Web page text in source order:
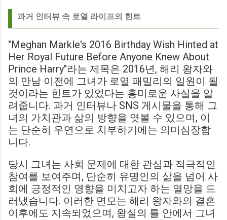
과거 인터뷰 속 로열 라이프의 힌트
"Meghan Markle's 2016 Birthday Wish Hinted at
Her Royal Future Before Anyone Knew About
Prince Harry"라는 제목은 2016년, 해리 왕자와
의 만남 이전에 그녀가 로열 패밀리의 일원이 될
것이라는 힌트가 있었다는 흥미로운 사실을 알
려줍니다. 과거 인터뷰나 SNS 게시물을 통해 그
녀의 가치관과 삶의 방향을 엿볼 수 있으며, 이
는 단순히 우연으로 치부하기에는 의미심장합
니다.
당시 그녀는 사회 문제에 대한 관심과 적극적인
참여를 보여주며, 단순히 유명인의 삶을 넘어 사
회에 긍정적인 영향을 미치고자 하는 열망을 드
러냈습니다. 이러한 면모는 해리 왕자와의 결혼
이후에도 지속되었으며, 왕실의 틀 안에서 그녀